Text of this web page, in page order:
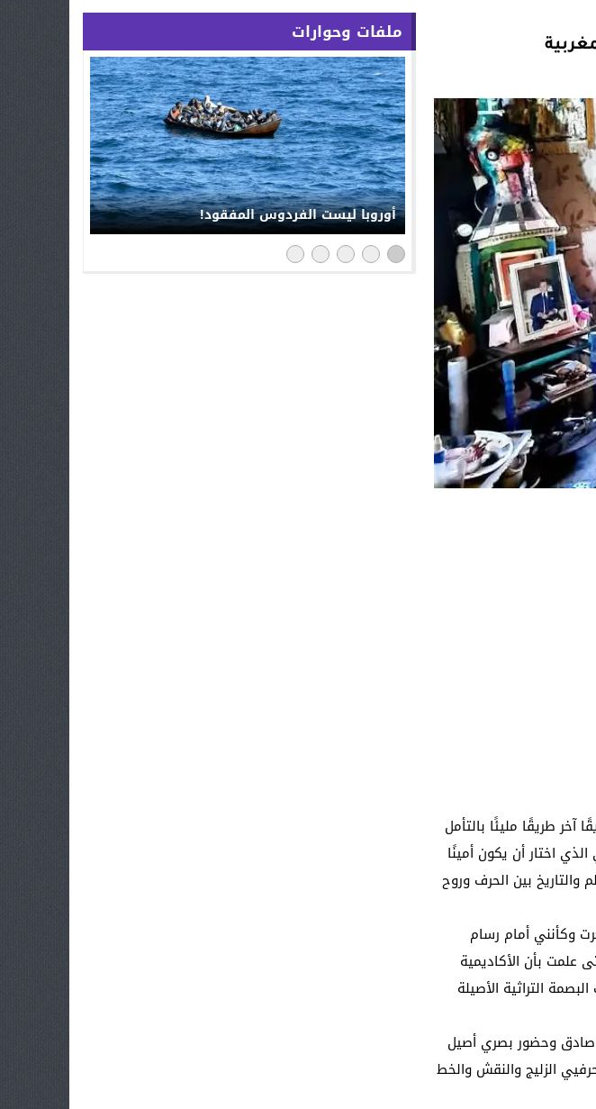
طريقًا مليئًا بالتأمل
اختار أن يكون أمينًا
بين الحرف وروح
وكأنني أمام رسام
بأن الأكاديمية
بإبداعاته ذات البصمة التراثية الأصيلة
صادق وحضور بصري أصيل
الزليج والنقش والخط
ملفات وحوارات
أوروبا ليست الفردوس المفقود!